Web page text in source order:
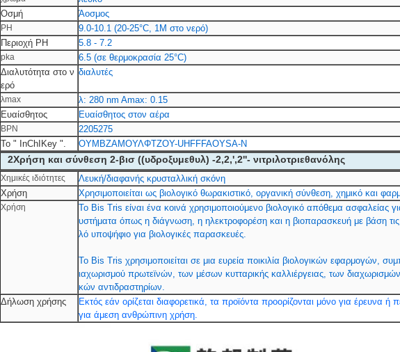
Οσμή
Άοσμος
PH
9.0-10.1 (20-25°C, 1M στο νερό)
Περιοχή PH
5.8 - 7.2
pka
6.5 (σε θερμοκρασία 25°C)
Διαλυτότητα στο ν
ερό
διαλυτές
λmax
λ: 280 nm Amax: 0.15
Ευαίσθητος
Ευαίσθητος στον αέρα
ΒΡΝ
2205275
Το " InChIKey ".
ΟΥΜΒΖΑΜΟΥΛΦΤΖΟΥ-UHFFFAOYSA-N
2Χρήση και σύνθεση 2-βισ ((υδροξυμεθυλ) -2,2,',2''- νιτριλοτριεθανόλης
Χημικές ιδιότητες
Λευκή/διαφανής κρυσταλλική σκόνη
Χρήση
Χρησιμοποιείται ως βιολογικό θωρακιστικό, οργανική σύνθεση, χημικό και
Χρήση
Το Bis Tris είναι ένα κοινά χρησιμοποιούμενο βιολογικό απόθεμα ασφαλείας
υστήματα όπως η διάγνωση, η ηλεκτροφορέση και η βιοπαρασκευή με βάση
λό υποψήφιο για βιολογικές παρασκευές.
Το Bis Tris χρησιμοποιείται σε μια ευρεία ποικιλία βιολογικών εφαρμογών,
ιαχωρισμού πρωτεϊνών, των μέσων κυτταρικής καλλιέργειας, των
κών αντιδραστηρίων.
Δήλωση χρήσης
Εκτός εάν ορίζεται διαφορετικά, τα προϊόντα προορίζονται μόνο για έρευνα
για άμεση ανθρώπινη χρήση.